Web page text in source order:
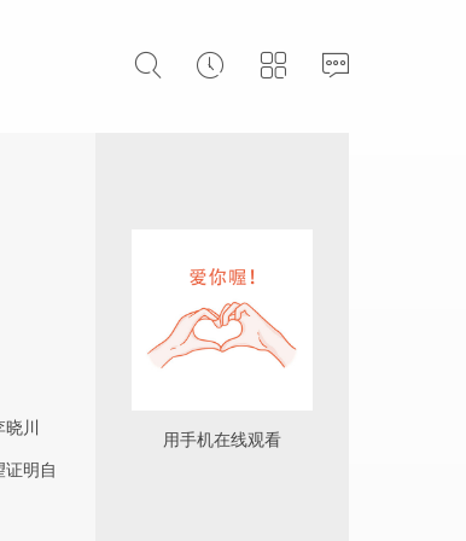
晓川
证明自
用手机在线观看